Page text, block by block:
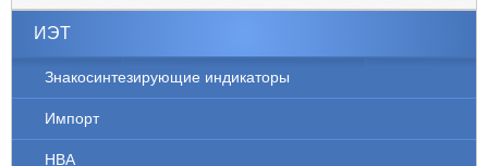
ИЭТ
Знакосинтезирующие индикаторы
Импорт
НВА